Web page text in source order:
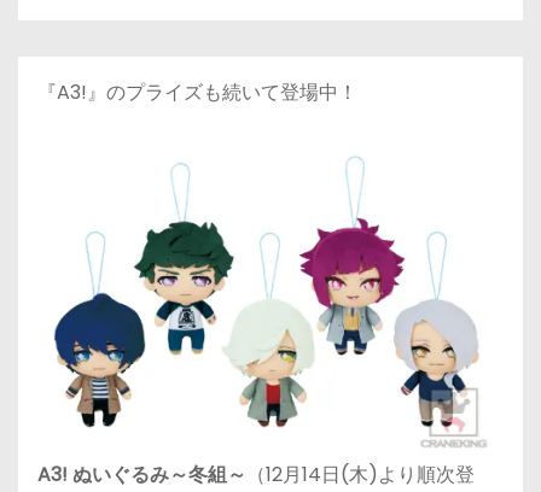
『A3!』のプライズも続いて登場中！
A3! ぬいぐるみ～冬組～ （12月14日(木)より順次登